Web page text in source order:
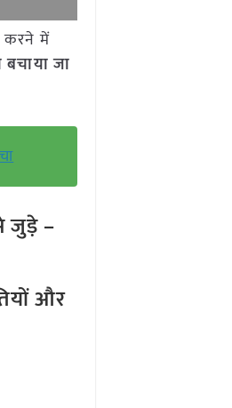
करने में
जा
जुड़े –
और